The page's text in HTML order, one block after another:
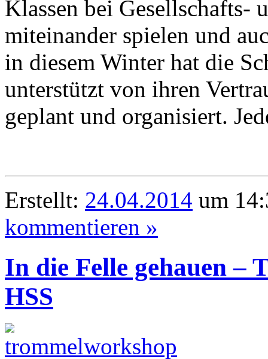
Klassen bei Gesellschafts-
miteinander spielen und
in diesem Winter hat die
unterstützt von ihren
geplant und organisiert.
Erstellt: 24.04.2014 um
kommentieren »
In die Felle gehauen –
HSS